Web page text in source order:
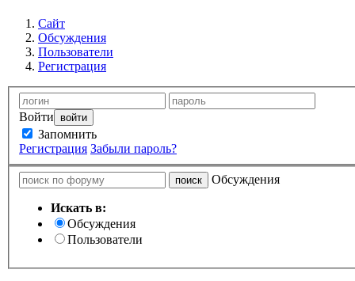
Сайт
Обсуждения
Пользователи
Регистрация
Войти
Запомнить
Регистрация Забыли пароль?
Обсуждения
Искать в:
Обсуждения
Пользователи